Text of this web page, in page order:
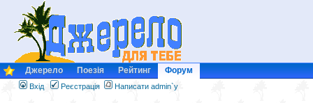
Джерело Поезія Рейтинг Форум
Вхід Реєстрація Написати admin`у